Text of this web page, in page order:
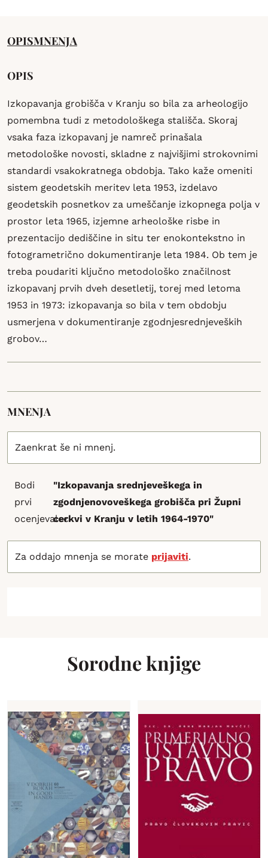
OPISMNENJA
OPIS
Izkopavanja grobišča v Kranju so bila za arheologijo
pomembna tudi z metodološkega stališča. Skoraj
vsaka faza izkopavanj je namreč prinašala
metodološke novosti, skladne z najvišjimi strokovnimi
standardi vsakokratnega obdobja. Tako kaže omeniti
sistem geodetskih meritev leta 1953, izdelavo
geodetskih posnetkov za umeščanje izkopnega polja v
prostor leta 1965, izjemne arheološke risbe in
prezentacijo dediščine in situ ter enokontekstno in
fotogrametrično dokumentiranje leta 1984. Ob tem je
treba poudariti ključno metodološko značilnost
izkopavanj prvih dveh desetletij, torej med letoma
1953 in 1973: izkopavanja so bila v tem obdobju
usmerjena v dokumentiranje zgodnjesrednjeveških
grobov…
MNENJA
Zaenkrat še ni mnenj.
Bodi
prvi
ocenjevalec
"Izkopavanja srednjeveškega in
zgodnjenovoveškega grobišča pri Župni
cerkvi v Kranju v letih 1964-1970"
Za oddajo mnenja se morate prijaviti.
Sorodne knjige